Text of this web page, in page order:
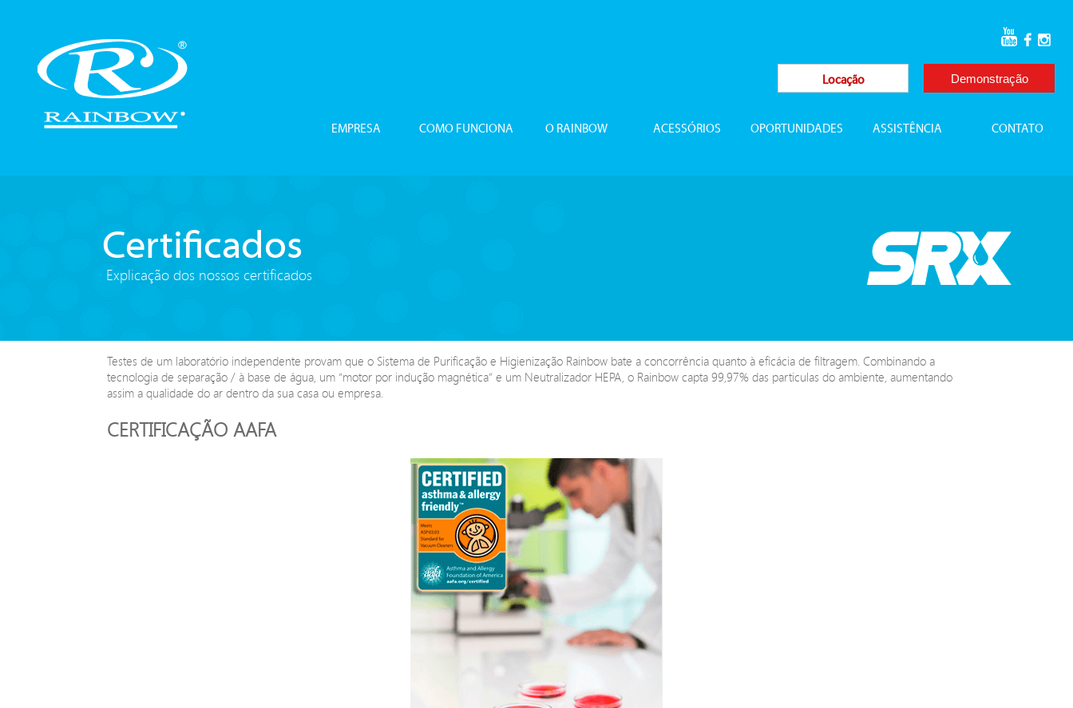
EMPRESA COMO FUNCIONA O RAINBOW ACESSÓRIOS OPORTUNIDADES ASSISTÊNCIA CONTATO
Certificados
Explicação dos nossos certificados
Testes de um laboratório independente provam que o Sistema de Purificação e Higienização Rainbow bate a concorrência quanto à eficácia de filtragem. Combinando a
tecnologia de separação / à base de água, um “motor por indução magnética” e um Neutralizador HEPA, o Rainbow capta 99,97% das particulas do ambiente, aumentando
assim a qualidade do ar dentro da sua casa ou empresa.
CERTIFICAÇÃO AAFA